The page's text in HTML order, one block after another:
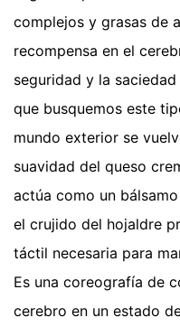
complejos y grasas de
recompensa en el
seguridad y la
que busquemos este
mundo exterior se
suavidad del queso
actúa como un
el crujido del hojaldre
táctil necesaria para
Es una coreografía de
cerebro en un estado